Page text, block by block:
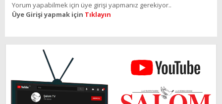
Yorum yapabilmek için üye girişi yapmanız gerekiyor..
Üye Girişi yapmak için Tıklayın